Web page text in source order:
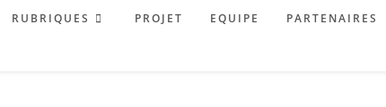
RUBRIQUES PROJET EQUIPE PARTENAIRES